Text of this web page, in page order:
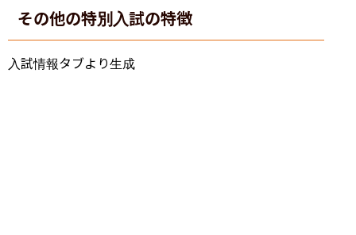
その他の特別入試の特徴
入試情報タブより生成